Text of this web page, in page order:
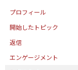
プロフィール
開始したトピック
返信
エンゲージメント